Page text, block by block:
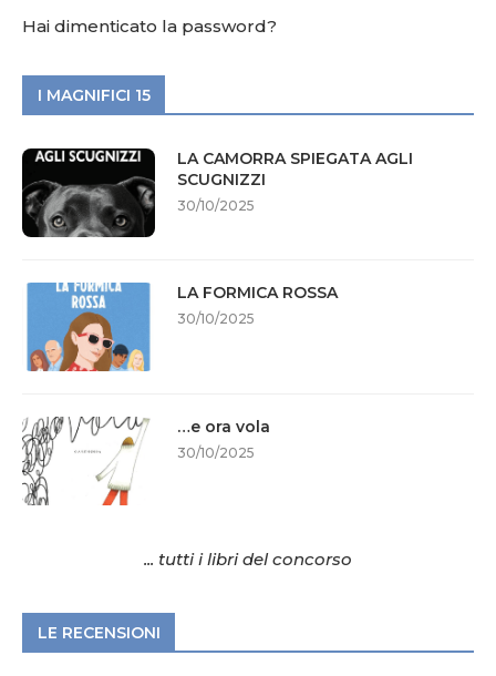
Hai dimenticato la password?
I MAGNIFICI 15
LA CAMORRA SPIEGATA AGLI
SCUGNIZZI
30/10/2025
LA FORMICA ROSSA
30/10/2025
…e ora vola
30/10/2025
... tutti i libri del concorso
LE RECENSIONI